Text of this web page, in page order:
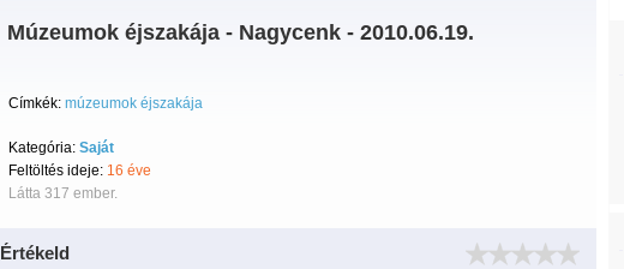
Múzeumok éjszakája - Nagycenk - 2010.06.19.
Címkék: múzeumok éjszakája
Kategória: Saját
Feltöltés ideje: 16 éve
Látta 317 ember.
Értékeld